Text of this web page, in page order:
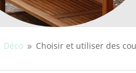
Déco 9 Choisir et utiliser des